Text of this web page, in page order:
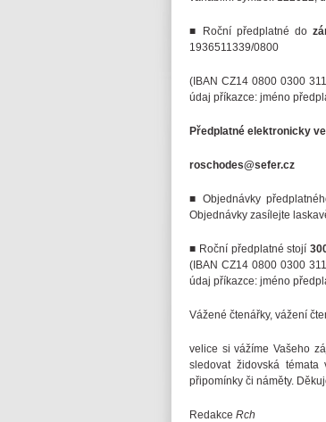
■ Roční předplatné do
1936511339/0800
(IBAN CZ14 0800 0300
údaj příkazce: jméno
Předplatné elektronicky
roschodes@sefer.cz
■ Objednávky
Objednávky zasílejte
■ Roční předplatné stojí
(IBAN CZ14 0800 0300
údaj příkazce: jméno
Vážené čtenářky, vážení
velice si vážíme Vašeho
sledovat židovská
připomínky či náměty.
Redakce Rch